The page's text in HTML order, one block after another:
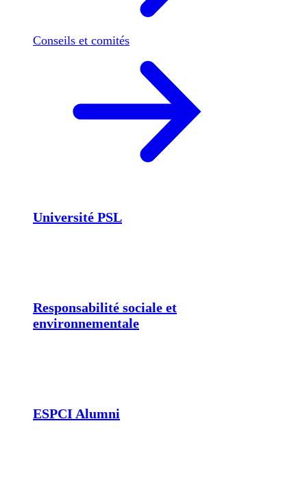
Conseils et comités
Université PSL
Responsabilité sociale et
environnementale
ESPCI Alumni